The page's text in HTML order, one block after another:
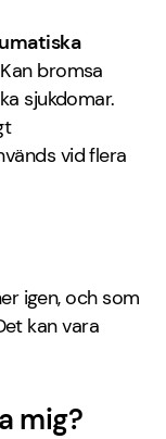
bromsa
sjukdomar.
vid flera
igen, och som
kan vara
mig?